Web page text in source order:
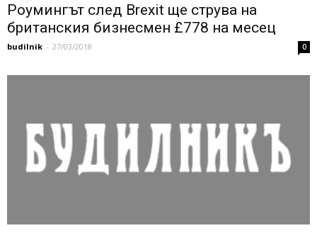
Роумингът след Brexit ще струва на
британския бизнесмен £778 на месец
budilnik - 27/03/2018 0